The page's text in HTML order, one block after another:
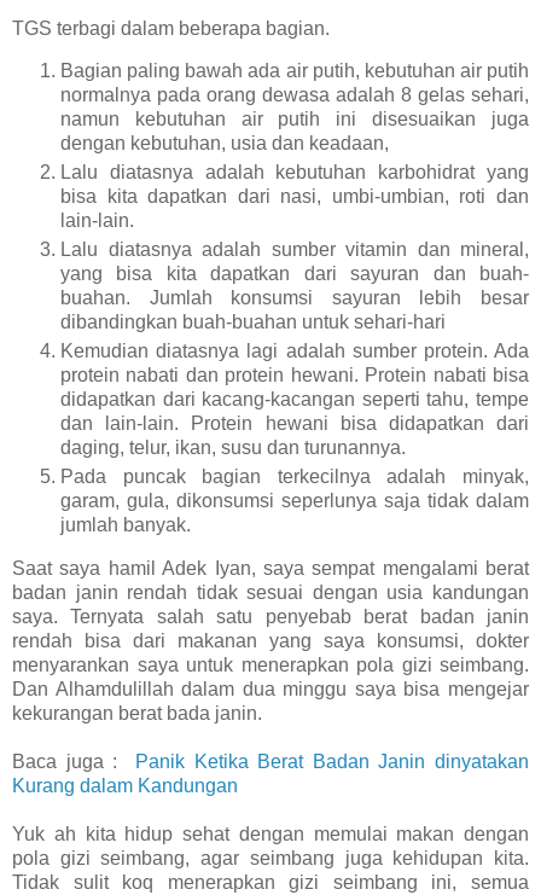
TGS terbagi dalam beberapa bagian.
Bagian paling bawah ada air putih, kebutuhan air putih
normalnya pada orang dewasa adalah 8 gelas sehari,
namun kebutuhan air putih ini disesuaikan juga
dengan kebutuhan, usia dan keadaan,
Lalu diatasnya adalah kebutuhan karbohidrat yang
bisa kita dapatkan dari nasi, umbi-umbian, roti dan
lain-lain.
Lalu diatasnya adalah sumber vitamin dan mineral,
yang bisa kita dapatkan dari sayuran dan buah-
buahan. Jumlah konsumsi sayuran lebih besar
dibandingkan buah-buahan untuk sehari-hari
Kemudian diatasnya lagi adalah sumber protein. Ada
protein nabati dan protein hewani. Protein nabati bisa
didapatkan dari kacang-kacangan seperti tahu, tempe
dan lain-lain. Protein hewani bisa didapatkan dari
daging, telur, ikan, susu dan turunannya.
Pada puncak bagian terkecilnya adalah minyak,
garam, gula, dikonsumsi seperlunya saja tidak dalam
jumlah banyak.
Saat saya hamil Adek Iyan, saya sempat mengalami berat
badan janin rendah tidak sesuai dengan usia kandungan
saya. Ternyata salah satu penyebab berat badan janin
rendah bisa dari makanan yang saya konsumsi, dokter
menyarankan saya untuk menerapkan pola gizi seimbang.
Dan Alhamdulillah dalam dua minggu saya bisa mengejar
kekurangan berat bada janin.
Baca juga :
Panik Ketika Berat Badan Janin dinyatakan
Kurang dalam Kandungan
Yuk ah kita hidup sehat dengan memulai makan dengan
pola gizi seimbang, agar seimbang juga kehidupan kita.
Tidak sulit koq menerapkan gizi seimbang ini, semua